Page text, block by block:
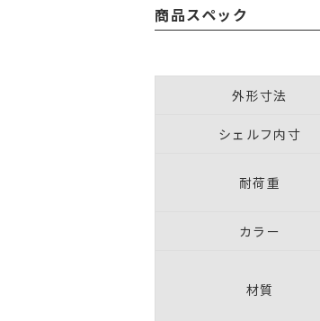
商品スペック
外形寸法
シェルフ内寸
耐荷重
カラー
材質